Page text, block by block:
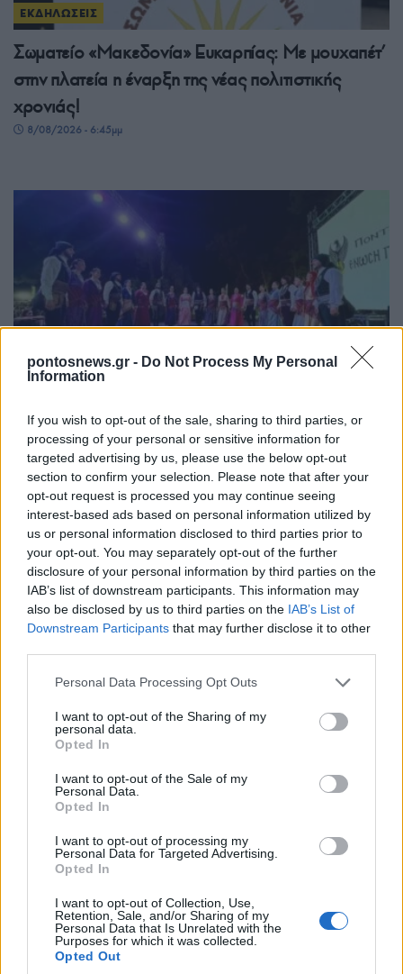
pontosnews.gr - Do Not Process My Personal
Information
If you wish to opt-out of the sale, sharing to third parties, or
processing of your personal or sensitive information for
targeted advertising by us, please use the below opt-out
section to confirm your selection. Please note that after your
opt-out request is processed you may continue seeing
interest-based ads based on personal information utilized by
us or personal information disclosed to third parties prior to
your opt-out. You may separately opt-out of the further
disclosure of your personal information by third parties on the
IAB’s list of downstream participants. This information may
also be disclosed by us to third parties on the IAB’s List of
Downstream Participants that may further disclose it to other
Please note that this website/app uses one or more Google
not limited to your visit or usage behaviour. You may click to
grant or deny consent to Google and its third-party tags to
use your data for below specified purposes in below Google
consent section.
Personal Data Processing Opt Outs
I want to opt-out of the Sharing of my
personal data.
Opted In
I want to opt-out of the Sale of my
Personal Data.
Opted In
I want to opt-out of processing my
Personal Data for Targeted Advertising.
Opted In
I want to opt-out of Collection, Use,
Retention, Sale, and/or Sharing of my
Personal Data that Is Unrelated with the
Purposes for which it was collected.
Opted Out
ΕΚΔΗΛΩΣΕΙΣ
Σωματείο «Μακεδονία» Ευκαρπίας: Με μουχαπέτ’
στην πλατεία η έναρξη της νέας πολιτιστικής
χρονιάς!
8/08/2026 - 6:45μμ
ΕΚΔΗΛΩΣΕΙΣ
Μνήμες 2026 στο πρώην Στρατόπεδο
Καρατάσιου
8/08/2026 - 11:08πμ
ΕΚΔΗΛΩΣΕΙΣ
Συναπάντεμαν Νεοκρωμνητών και μαθητών του
14ου Δημοτικού Σχολείου Δράμας
8/08/2026 - 8:32πμ